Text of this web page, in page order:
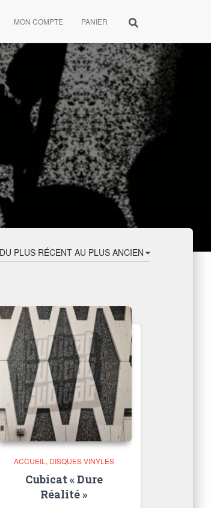
MON COMPTE PANIER
ACCUEIL DISQUES VINYLES
Cubicat « Dure
Réalité »